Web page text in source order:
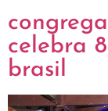
celebra
brasil